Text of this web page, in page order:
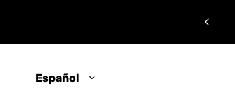
Actualizar
país/región